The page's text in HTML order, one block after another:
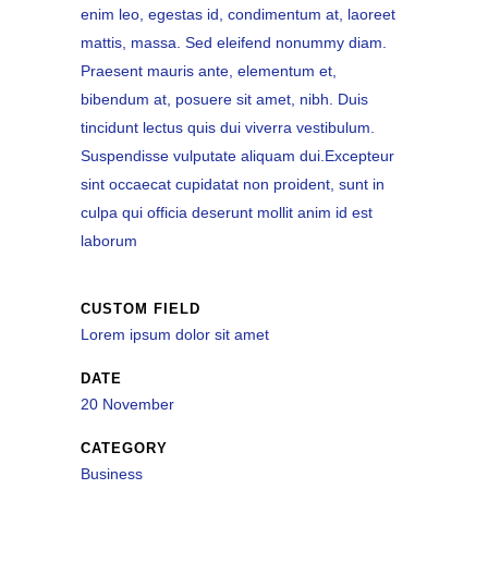
enim leo, egestas id, condimentum at, laoreet
mattis, massa. Sed eleifend nonummy diam.
Praesent mauris ante, elementum et,
bibendum at, posuere sit amet, nibh. Duis
tincidunt lectus quis dui viverra vestibulum.
Suspendisse vulputate aliquam dui.Excepteur
sint occaecat cupidatat non proident, sunt in
culpa qui officia deserunt mollit anim id est
laborum
CUSTOM FIELD
Lorem ipsum dolor sit amet
DATE
20 November
CATEGORY
Business